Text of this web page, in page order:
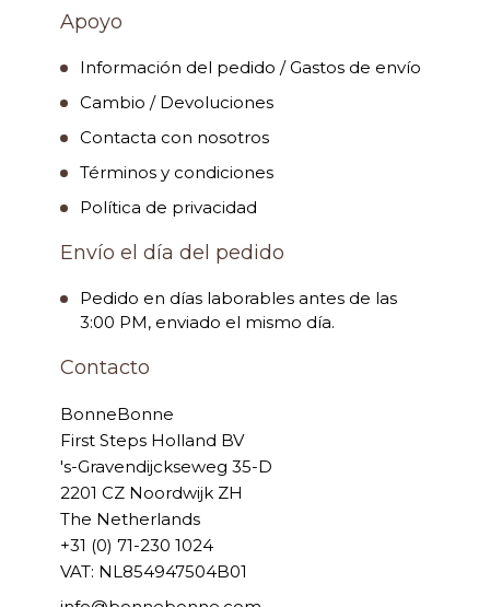
Apoyo
Información del pedido / Gastos de envío
Cambio / Devoluciones
Contacta con nosotros
Términos y condiciones
Política de privacidad
Envío el día del pedido
Pedido en días laborables antes de las
3:00 PM, enviado el mismo día.
Contacto
BonneBonne
First Steps Holland BV
's-Gravendijckseweg 35-D
2201 CZ Noordwijk ZH
The Netherlands
+31 (0) 71-230 1024
VAT: NL854947504B01